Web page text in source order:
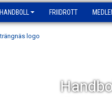
HANDBOLL FRIIDROTT